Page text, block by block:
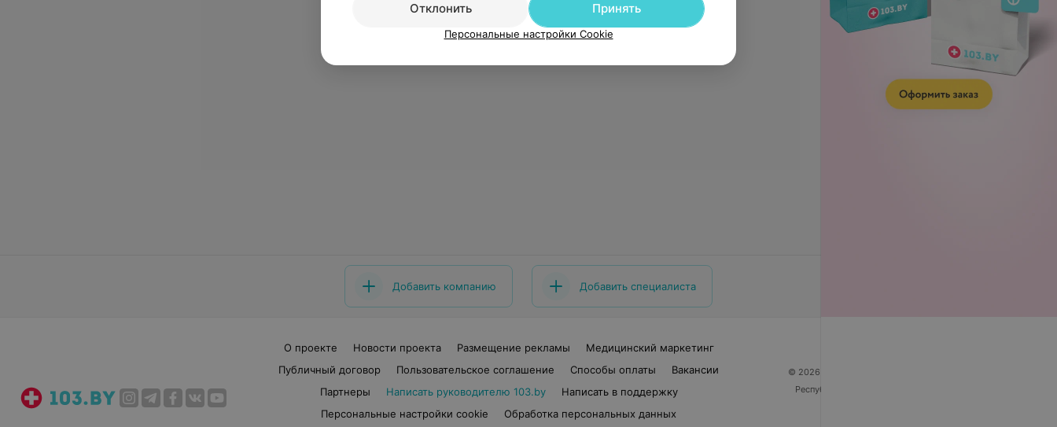
Добавить компанию Добавить специалиста
О проекте Новости проекта Размещение рекламы
Медицинский маркетинг
Публичный договор
Пользовательское соглашение Способы оплаты
Вакансии
Партнеры
Написать руководителю 103.by
Написать в поддержку
Персональные настройки cookie
Обработка персональных данных
© 2026 ООО «Артокс Лаб», УНП 191700409
Республика Беларусь, г. Минск, улица Толбухина, 2,
Отклонить
Принять
Персональные настройки Cookie